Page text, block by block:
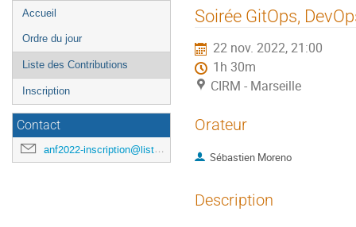
Menu
de
l'événement
Accueil
Ordre du jour
Liste des Contributions
Inscription
Contact
anf2022-inscription@listes.mathrice.fr
Soirée GitOps,
22 nov. 2022, 21:00
1h 30m
CIRM - Marseille
Orateur
Sébastien Moreno
Description